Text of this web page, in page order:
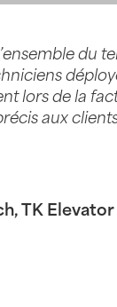
du
lors de la
aux
TK